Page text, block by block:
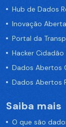
Hub de Dados
Inovação
Portal da
Hacker Cidadão
Dados Abertos
Dados Abertos
Saiba mais
O que são